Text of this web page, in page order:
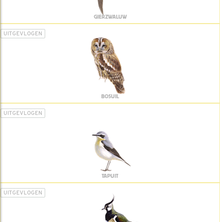
GIERZWALUW
UITGEVLOGEN
BOSUIL
UITGEVLOGEN
TAPUIT
UITGEVLOGEN